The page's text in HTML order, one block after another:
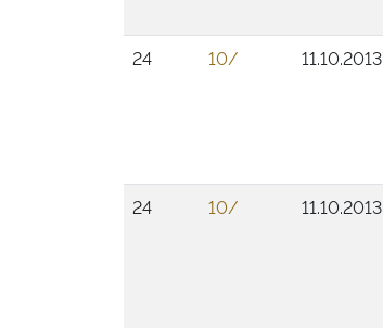
24
10/ 11.10.2013
24
10/ 11.10.2013